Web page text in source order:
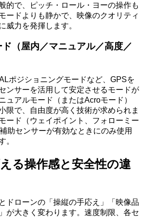
的で、ピッチ・ロール・ヨーの操作も
ードよりも静かで、映像のクオリティ
威力を発揮します。
（屋内／マニュアル／高度／
ポジショニングモードなど、GPSを
ンサーを活用して安定させるモードが
ュアルモード（またはAcroモード）
限で、自由度が高く技術が求められま
ード（ウェイポイント、フォローミー
助センサーが有効なときにのみ使用
。
る操作感と安全性の違
ドローンの「操縦の手応え」「映像品
が大きく変わります。速度制限、各セ